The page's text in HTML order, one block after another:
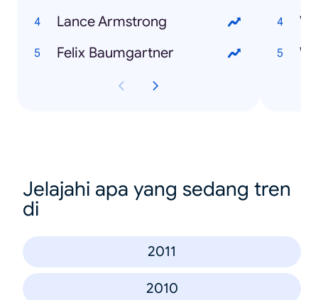
Lance Armstrong
Felix Baumgartner
Jelajahi apa yang sedang tren
di
2011
2010